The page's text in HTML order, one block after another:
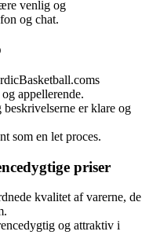
venlig og
og chat.
appellerende.
er klare og
som en let proces.
priser
kvalitet af varerne, de
og attraktiv i